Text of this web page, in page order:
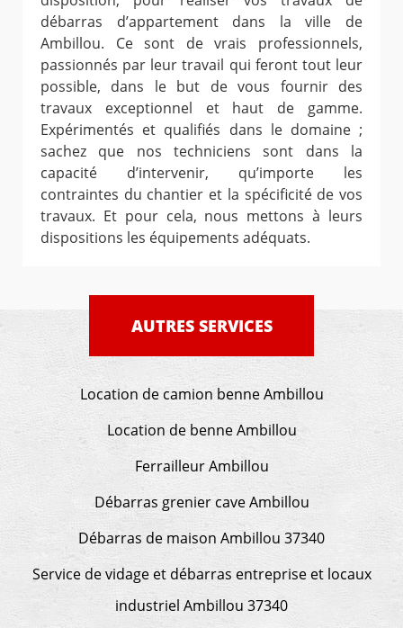
débarras d’appartement dans la ville de
Ambillou. Ce sont de vrais professionnels,
passionnés par leur travail qui feront tout leur
possible, dans le but de vous fournir des
travaux exceptionnel et haut de gamme.
Expérimentés et qualifiés dans le domaine ;
sachez que nos techniciens sont dans la
capacité d’intervenir, qu’importe les
contraintes du chantier et la spécificité de vos
travaux. Et pour cela, nous mettons à leurs
dispositions les équipements adéquats.
AUTRES SERVICES
Location de camion benne Ambillou
Location de benne Ambillou
Ferrailleur Ambillou
Débarras grenier cave Ambillou
Débarras de maison Ambillou 37340
Service de vidage et débarras entreprise et locaux
industriel Ambillou 37340